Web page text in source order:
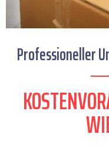
Professioneller